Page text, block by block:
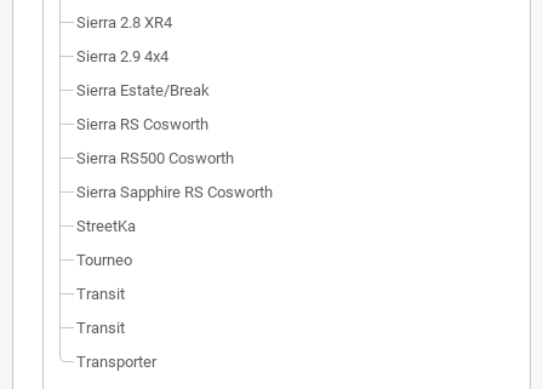
Sierra 2.8 XR4
Sierra 2.9 4x4
Sierra Estate/Break
Sierra RS Cosworth
Sierra RS500 Cosworth
Sierra Sapphire RS Cosworth
StreetKa
Tourneo
Transit
Transit
Transporter